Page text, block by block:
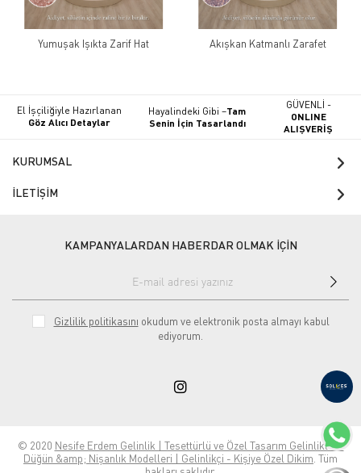
Yumuşak Işıkta Zarif Hat Akışkan Katmanlı Zarafet
El İşçiliğiyle Hazırlanan
Göz Alıcı Detaylar
Hayalindeki Gibi –Tam
Senin İçin Tasarlandı
GÜVENLİ -
ONLINE
ALIŞVERİŞ
KURUMSAL
İLETİŞİM
KAMPANYALARDAN HABERDAR OLMAK İÇİN
Gizlilik politikasını okudum ve elektronik posta almayı kabul
ediyorum.
© 2020 Nesife Erdem Gelinlik | Tesettürlü ve Özel Tasarım Gelinlikler |
Düğün &amp; Nişanlık Modelleri | Gelinlikçi - Kişiye Özel Dikim . Tüm